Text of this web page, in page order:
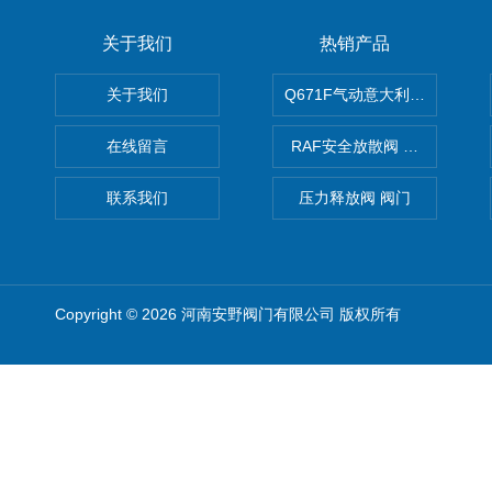
关于我们
关于我们
在线留言
联系我们
热销产品
Q671F气动意大利式薄型球阀
RAF安全放散阀 阀生产
压力释放阀 阀门
Copyright © 2026 河南安野阀门有限公司 版权所有